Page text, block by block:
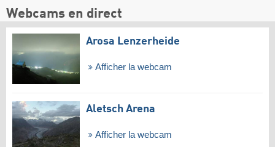
Webcams en direct
Arosa Lenzerheide
Afficher la webcam
Aletsch Arena
Afficher la webcam